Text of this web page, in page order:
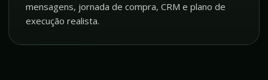
mensagens, jornada de compra, CRM e plano de
execução realista.